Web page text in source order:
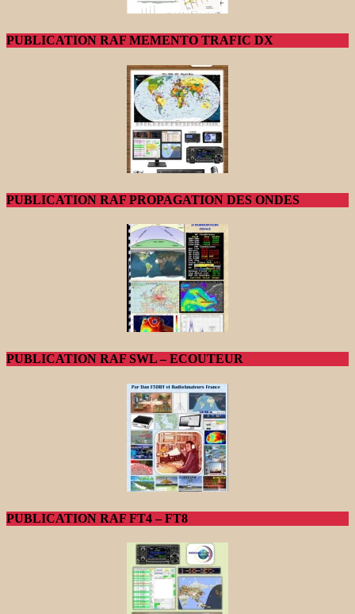
PUBLICATION RAF MEMENTO TRAFIC DX
PUBLICATION RAF PROPAGATION DES ONDES
PUBLICATION RAF SWL – ECOUTEUR
PUBLICATION RAF FT4 – FT8